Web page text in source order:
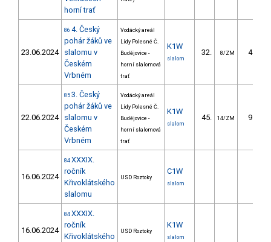
horní trať
23.06.2024
86 4. Český
pohár žáků ve
slalomu v
Českém
Vrbném
Vodácký areál
Lídy Polesné Č.
Budějovice -
horní slalomová
trať
K1W
slalom
32. 8/ZM 44.77
22.06.2024
85 3. Český
pohár žáků ve
slalomu v
Českém
Vrbném
Vodácký areál
Lídy Polesné Č.
Budějovice -
horní slalomová
trať
K1W
slalom
45. 14/ZM 91.71
16.06.2024
84 XXXIX.
ročník
Křivoklátského
slalomu
USD Roztoky
C1W
slalom
16.06.2024
84 XXXIX.
ročník
Křivoklátského
USD Roztoky
K1W
slalom